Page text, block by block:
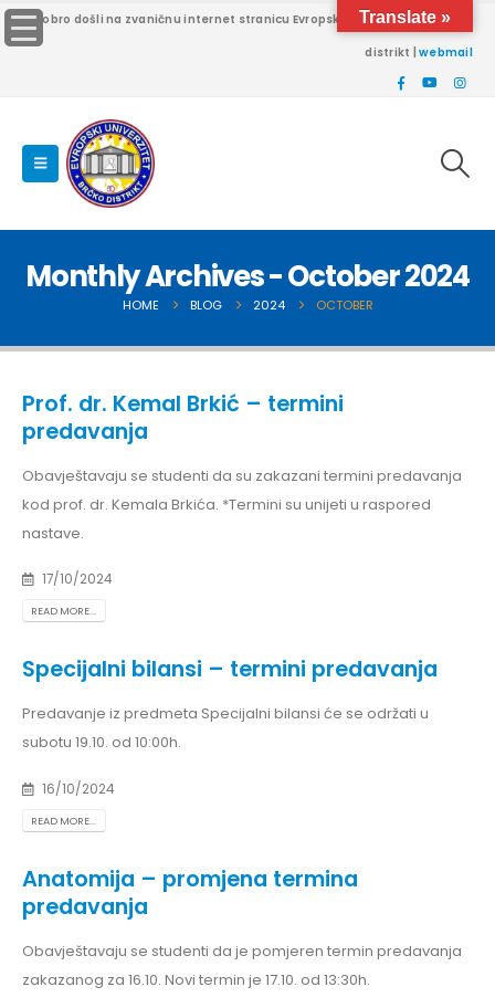
Dobro došli na zvaničnu internet stranicu Evropskog univerziteta Brčko
distrikt |webmail
Monthly Archives - October 2024
HOME BLOG 2024 OCTOBER
Prof. dr. Kemal Brkić – termini
predavanja
Obavještavaju se studenti da su zakazani termini predavanja
kod prof. dr. Kemala Brkića. *Termini su unijeti u raspored
nastave.
17/10/2024
READ MORE...
Specijalni bilansi – termini predavanja
Predavanje iz predmeta Specijalni bilansi će se održati u
subotu 19.10. od 10:00h.
16/10/2024
READ MORE...
Anatomija – promjena termina
predavanja
Obavještavaju se studenti da je pomjeren termin predavanja
zakazanog za 16.10. Novi termin je 17.10. od 13:30h.
Translate »